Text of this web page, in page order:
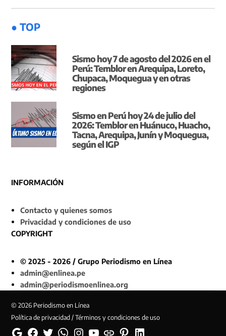
● TOP
Sismo hoy 7 de agosto del 2026 en el
Perú: Temblor en Arequipa, Loreto,
Chupaca, Moquegua y en otras
regiones
Sismo en Perú hoy 24 de julio del
2026: Temblor en Huánuco, Huacho,
Tacna, Arequipa, Junín y Moquegua,
según el IGP
INFORMACIÓN
Contacto y quienes somos
Privacidad y condiciones de uso
COPYRIGHT
© 2025 - 2026 / Grupo Periodismo en Línea
admin@enlinea.pe
admin@periodismoenlinea.org
© 2026 Periodismo en Línea
Política de privacidad / Términos y condiciones de uso
GoogleFacebookTwitterWhatsappInstagramYouTubeWeb PinterestLinkedin